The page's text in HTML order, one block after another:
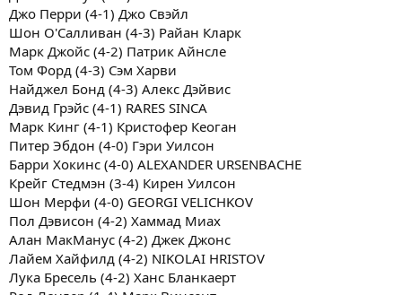
Джо Перри (4-1) Джо Свэйл
Шон О'Салливан (4-3) Райан Кларк
Марк Джойс (4-2) Патрик Айнсле
Том Форд (4-3) Сэм Харви
Найджел Бонд (4-3) Алекс Дэйвис
Дэвид Грэйс (4-1) RARES SINCA
Марк Кинг (4-1) Кристофер Кеоган
Питер Эбдон (4-0) Гэри Уилсон
Барри Хокинс (4-0) ALEXANDER URSENBACHE
Крейг Стедмэн (3-4) Кирен Уилсон
Шон Мерфи (4-0) GEORGI VELICHKOV
Пол Дэвисон (4-2) Хаммад Миах
Алан МакМанус (4-2) Джек Джонс
Лайем Хайфилд (4-2) NIKOLAI HRISTOV
Лука Бресель (4-2) Ханс Бланкаерт